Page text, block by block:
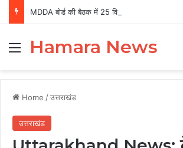
MenuHamara News
Home /उत्तराखंड
उत्तराखंड